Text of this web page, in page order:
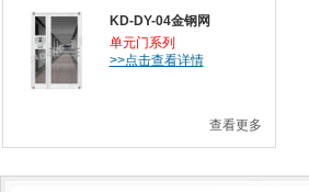
KD-DY-04金钢网
单元门系列
>>点击查看详情
查看更多